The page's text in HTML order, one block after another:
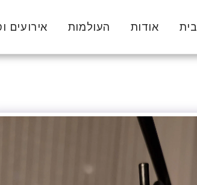
בית אודות העולמות אירועים